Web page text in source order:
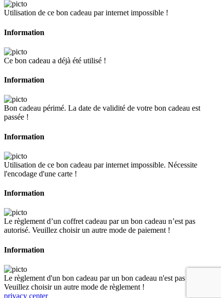
Utilisation de ce bon cadeau par internet impossible !
Information
Ce bon cadeau a déjà été utilisé !
Information
Bon cadeau périmé. La date de validité de votre bon cadeau est
passée !
Information
Utilisation de ce bon cadeau par internet impossible. Nécessite
l'encodage d'une carte !
Information
Le règlement d’un coffret cadeau par un bon cadeau n’est pas
autorisé. Veuillez choisir un autre mode de paiement !
Information
Le règlement d'un bon cadeau par un bon cadeau n'est pas autorisé.
Veuillez choisir un autre mode de règlement !
privacy center